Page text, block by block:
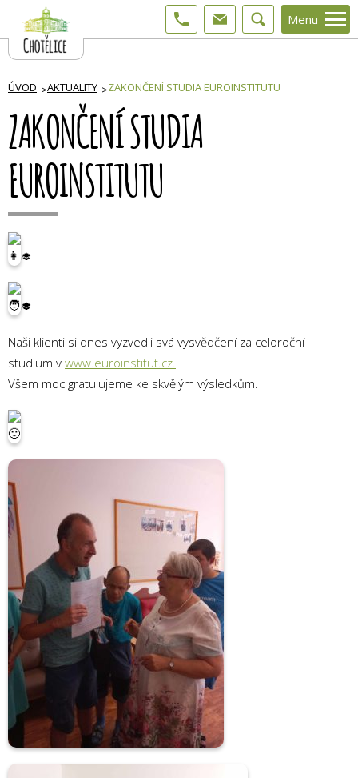
Menu
ÚVOD AKTUALITY ZAKONČENÍ STUDIA EUROINSTITUTU
ZAKONČENÍ STUDIA
EUROINSTITUTU
Naši klienti si dnes vyzvedli svá vysvědčení za celoroční
studium v www.euroinstitut.cz.
Všem moc gratulujeme ke skvělým výsledkům.